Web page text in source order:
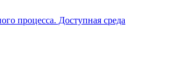
процесса. Доступная среда